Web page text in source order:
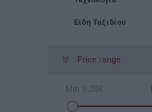
Είδη Ταξιδίου
Price range
Min: 6,00€